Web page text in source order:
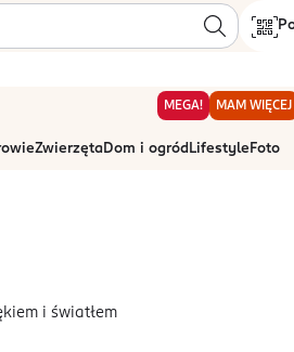
MEGA! MAM WIĘCEJ
ZwierzętaDom i ogród Lifestyle Foto
i światłem